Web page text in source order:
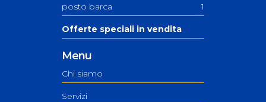
posto barca 1
Offerte speciali in vendita
Menu
Chi siamo
Servizi